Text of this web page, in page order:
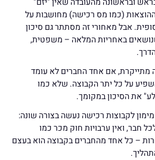
(כמו מס רכישה) מחושבות על
אבל מאחורי זה מסתתר גם סיכון
באחריות המלאה – משפטית,
מתייקרת, אם אחד החברים לא עומד
על כל יתר הקבוצה. שלא כמו
את הסיכון במקומך.
לקבוצות רכישה נעשה בצורה שונה:
חבר, ואין ערבויות חוק מכר כמו
– כל אחד מהחברים בקבוצה הוא בעצם